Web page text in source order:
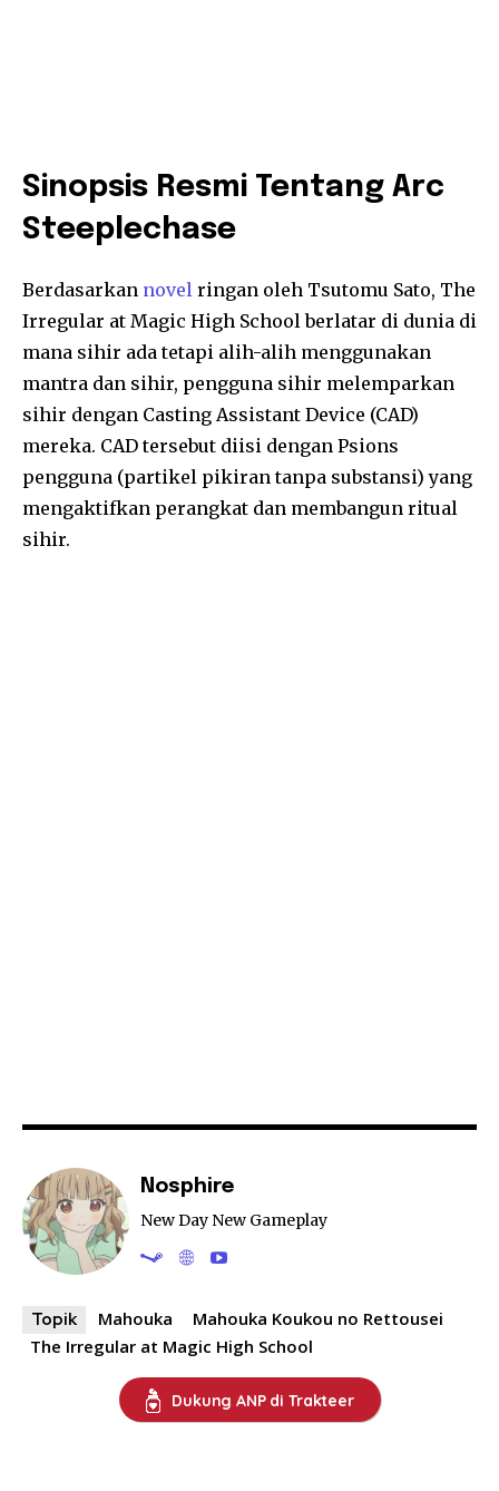
Sinopsis Resmi Tentang Arc
Steeplechase
Berdasarkan novel ringan oleh Tsutomu Sato, The
Irregular at Magic High School berlatar di dunia di
mana sihir ada tetapi alih-alih menggunakan
mantra dan sihir, pengguna sihir melemparkan
sihir dengan Casting Assistant Device (CAD)
mereka. CAD tersebut diisi dengan Psions
pengguna (partikel pikiran tanpa substansi) yang
mengaktifkan perangkat dan membangun ritual
sihir.
Nosphire
New Day New Gameplay
Topik Mahouka
Mahouka Koukou no Rettousei
The Irregular at Magic High School
Dukung ANP di Trakteer